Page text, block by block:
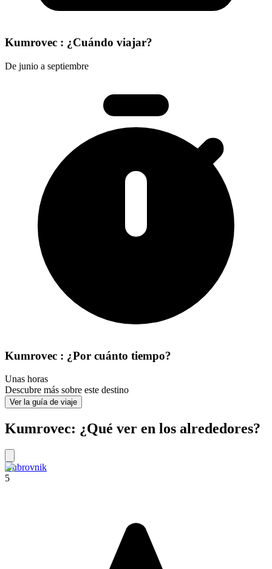
Kumrovec : ¿Cuándo viajar?
De junio a septiembre
Kumrovec : ¿Por cuánto tiempo?
Unas horas
Descubre más sobre este destino
Ver la guía de viaje
Kumrovec: ¿Qué ver en los alrededores?
Dubrovnik
5